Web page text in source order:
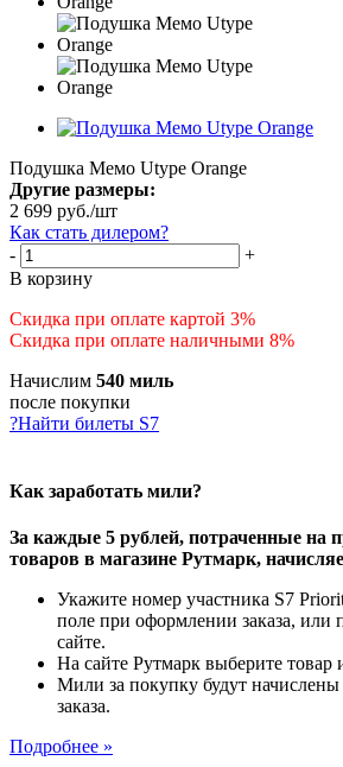
Подушка Мемо Utype Orange
Другие размеры:
2 699 руб./шт
Как стать дилером?
-
+
В корзину
Скидка при оплате картой 3%
Скидка при оплате наличными 8%
Начислим 540 миль
после покупки
?Найти билеты S7
Как заработать мили?
За каждые 5 рублей, потраченные на
товаров в магазине Рутмарк,
Укажите номер участника S7
поле при оформлении заказа, или
сайте.
На сайте Рутмарк выберите товар
Мили за покупку будут
заказа.
Подробнее »